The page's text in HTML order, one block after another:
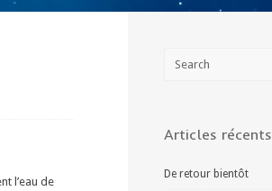
l’eau de
Articles récents
De retour bientôt